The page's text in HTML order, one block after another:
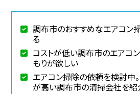
調布市のおすすめなエアコン
る
コストが低い調布市のエアコ
もりが欲しい
エアコン掃除の依頼を検討中
が高い調布市の清掃会社を紹